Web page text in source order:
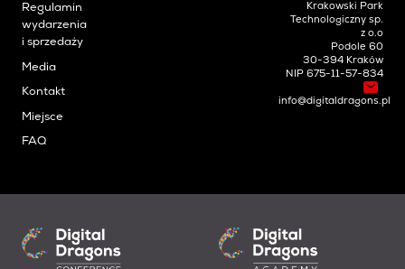
Regulamin
wydarzenia
i sprzedaży
Media
Kontakt
Miejsce
FAQ
Krakowski Park
Technologiczny sp.
z o.o
Podole 60
30-394 Kraków
NIP 675-11-57-834
info@digitaldragons.pl